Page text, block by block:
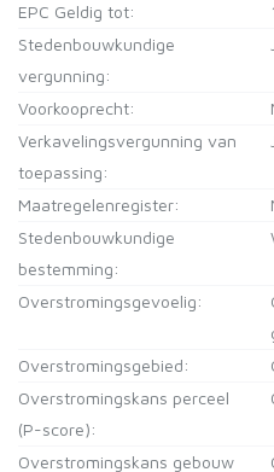
EPC Geldig tot:
Stedenbouwkundige
vergunning:
Voorkooprecht:
Verkavelingsvergunning van
toepassing:
Maatregelenregister:
Stedenbouwkundige
bestemming:
Overstromingsgevoelig:
Overstromingsgebied:
Overstromingskans perceel
(P-score):
Overstromingskans gebouw